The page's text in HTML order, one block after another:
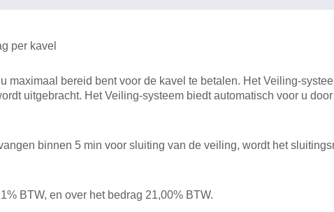
per kavel
bereid bent voor de kavel te betalen. Het Veiling-
uitgebracht. Het Veiling-systeem biedt automatisch voor u
binnen 5 min voor sluiting van de veiling, wordt het
BTW, en over het bedrag 21,00% BTW.